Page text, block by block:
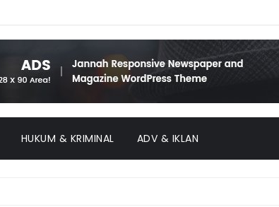
HUKUM & KRIMINAL ADV & IKLAN